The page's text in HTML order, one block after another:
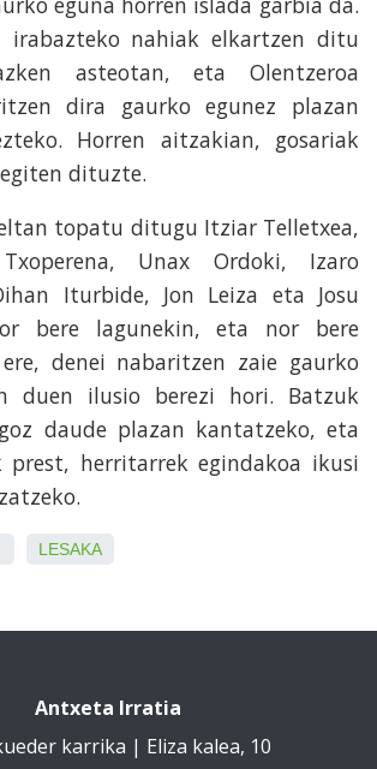
irabazteko nahiak elkartzen ditu
asteotan, eta Olentzeroa
dira gaurko egunez plazan
Horren aitzakian, gosariak
dituzte.
topatu ditugu Itziar Telletxea,
Unax Ordoki, Izaro
Iturbide, Jon Leiza eta Josu
bere lagunekin, eta nor bere
denei nabaritzen zaie gaurko
duen ilusio berezi hori. Batzuk
daude plazan kantatzeko, eta
prest, herritarrek egindakoa ikusi
LESAKA
Antxeta Irratia
karrika | Eliza kalea, 10